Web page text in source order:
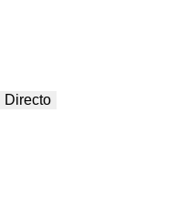
Directo